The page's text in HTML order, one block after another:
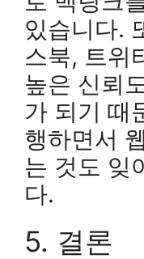
있습니다.
스북, 트위
높은 신뢰
가 되기 때
행하면서
는 것도 잊
다.
5. 결론